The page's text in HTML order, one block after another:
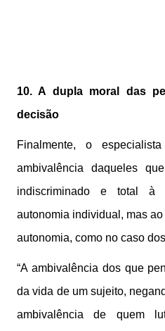
10. A dupla moral das
decisão
Finalmente, o
ambivalência daqueles
indiscriminado e total à
autonomia individual, mas
autonomia, como no caso
“A ambivalência dos que
da vida de um sujeito,
ambivalência de quem